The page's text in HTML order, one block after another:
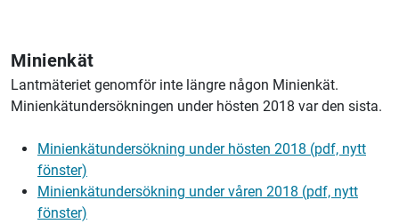
Minienkät
Lantmäteriet genomför inte längre någon Minienkät.
Minienkätundersökningen under hösten 2018 var den sista.
Minienkätundersökning under hösten 2018 (pdf, nytt
fönster)
Minienkätundersökning under våren 2018 (pdf, nytt
fönster)